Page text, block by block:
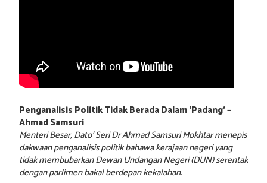
Penganalisis Politik Tidak Berada Dalam ‘Padang’ –
Ahmad Samsuri
Menteri Besar, Dato’ Seri Dr Ahmad Samsuri Mokhtar menepis
dakwaan penganalisis politik bahawa kerajaan negeri yang
tidak membubarkan Dewan Undangan Negeri (DUN) serentak
dengan parlimen bakal berdepan kekalahan.